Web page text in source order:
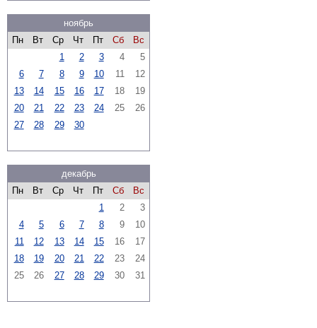
ноябрь
Пн
Вт Ср Чт Пт Сб
Вс
1
2 3 4
5
6
7 8 9 10 11
12
13
14 15 16 17 18
19
20
21 22 23 24 25
26
27
28 29 30
декабрь
Пн
Вт Ср Чт Пт Сб
Вс
1
2
3
4
5 6 7 8 9
10
11
12 13 14 15 16
17
18
19 20 21 22 23
24
25
26 27 28 29 30 31